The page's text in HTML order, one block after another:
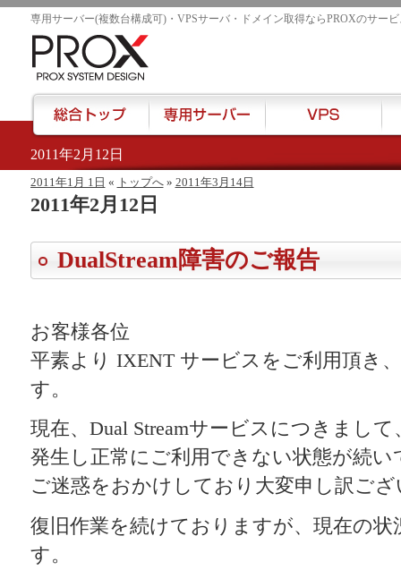
2011年2月12日
専用サーバー(複数台構成可)・VPSサーバ・ドメイン取得ならPROXのサービ
2011年1月 1日 « トップへ» 2011年3月14日
2011年2月12日
DualStream障害のご報告
お客様各位
平素より IXENT サービスをご利用頂き
す。
現在、Dual Streamサービスにつきまし
発生し正常にご利用できない状態が続い
ご迷惑をおかけしており大変申し訳ご
復旧作業を続けておりますが、現在の
す。
href="/">